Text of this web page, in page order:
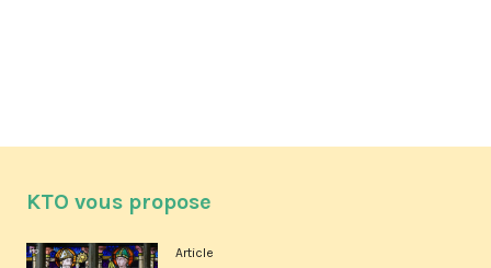
KTO vous propose
Article